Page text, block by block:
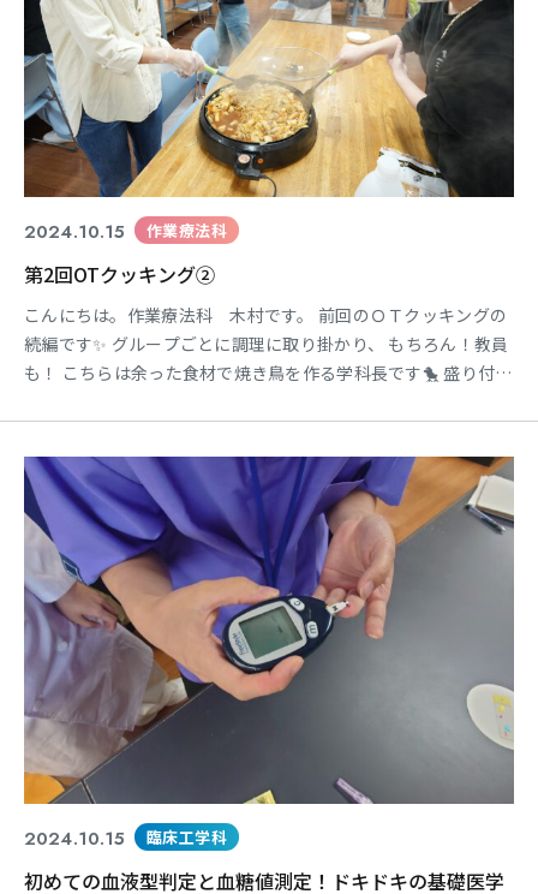
2024.10.15 作業療法科
第2回OTクッキング②
こんにちは。作業療法科 木村です。 前回のＯＴクッキングの
続編です✨ グループごとに調理に取り掛かり、 もちろん！教員
も！ こちらは余った食材で焼き鳥を作る学科長です🐤 盛り付け
きたまご ～枝豆を添えて～ こちらはメインのおかず 岐阜県名
物 けいちゃん焼き です🌟 お家にあるお肉や野菜を味噌ベー
スの調味料でいためるだけ！ 時間も手間もそん
2024.10.15 臨床工学科
初めての血液型判定と血糖値測定！ドキドキの基礎医学